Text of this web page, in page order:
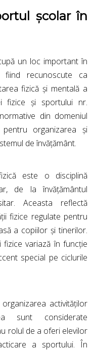
școlar în
un loc important în
fiind recunoscute ca
fizică și mentală a
fizice și sportului nr.
din domeniul
organizarea și
de învățământ.
este o disciplină
de la învățământul
Aceasta reflectă
fizice regulate pentru
a copiilor și tinerilor.
variază în funcție
special pe ciclurile
activităților
sunt considerate
rolul de a oferi elevilor
a sportului. În